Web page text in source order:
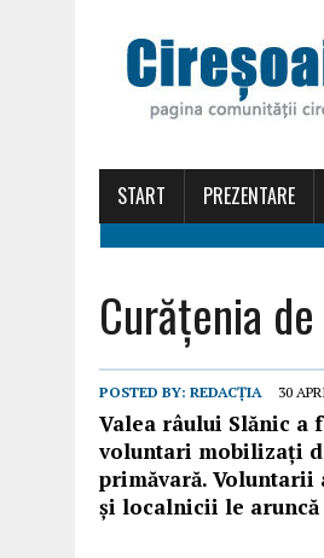
START PREZENTARE
Curățenia
POSTED BY: REDACȚIA 30
Valea râului Slănic a
voluntari mobilizați
primăvară. Voluntarii
și localnicii le aruncă